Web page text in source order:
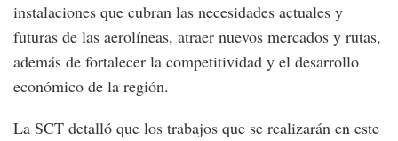
instalaciones que cubran las necesidades actuales y
futuras de las aerolíneas, atraer nuevos mercados y rutas,
además de fortalecer la competitividad y el desarrollo
económico de la región.
La SCT detalló que los trabajos que se realizarán en este